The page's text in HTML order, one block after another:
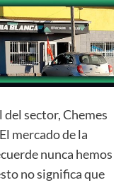
sector, Chemes
mercado de la
nunca hemos
no significa que